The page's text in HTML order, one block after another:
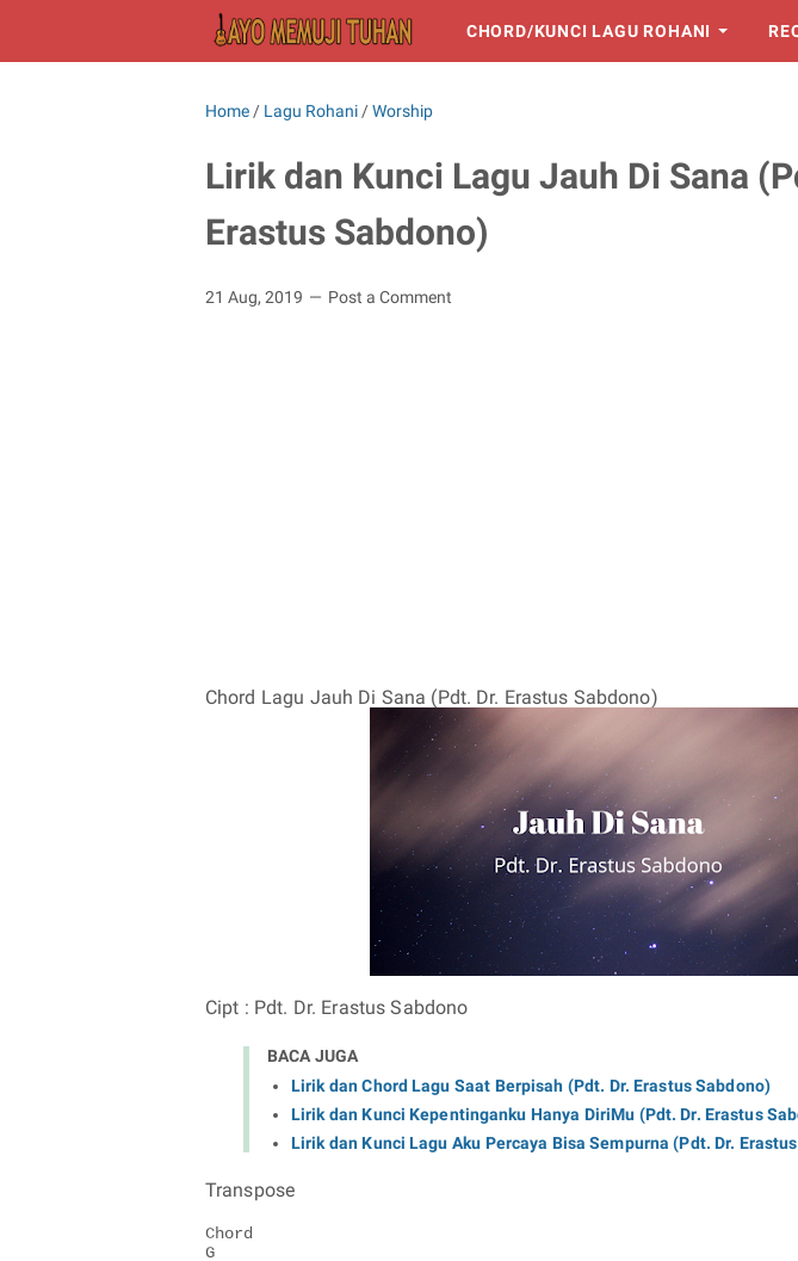
CHORD/KUNCI LAGU ROHANI
Home / Lagu Rohani /Worship
Lirik dan Kunci Lagu Jauh Di Sana
Erastus Sabdono)
21 Aug, 2019 Post a Comment
Chord Lagu Jauh Di Sana (Pdt. Dr. Erastus Sabdono)
Cipt : Pdt. Dr. Erastus Sabdono
BACA JUGA
Lirik dan Chord Lagu Saat Berpisah (Pdt. Dr. Erastus Sabdono)
Lirik dan Kunci Kepentinganku Hanya DiriMu (Pdt. Dr. Erastus
Lirik dan Kunci Lagu Aku Percaya Bisa Sempurna (Pdt. Dr.
Transpose
Chord
G